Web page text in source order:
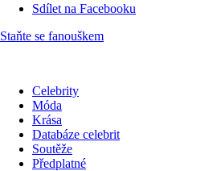
Sdílet na Facebooku
Staňte se fanouškem
Celebrity
Móda
Krása
Databáze celebrit
Soutěže
Předplatné